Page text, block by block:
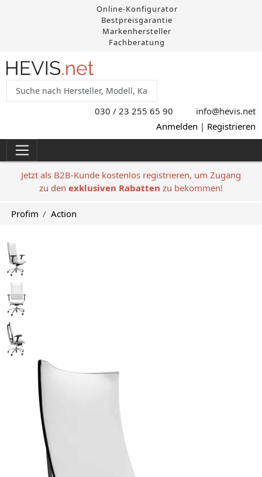
Online-Konfigurator
Bestpreisgarantie
Markenhersteller
Fachberatung
030 / 23 255 65 90 info@hevis.net
Anmelden | Registrieren
Jetzt als B2B-Kunde kostenlos registrieren, um Zugang
zu den exklusiven Rabatten zu bekommen!
Profim Action